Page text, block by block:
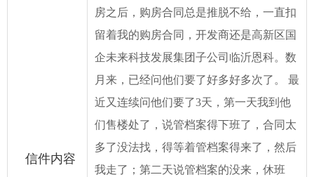
信件内容
房之后，购房合同总是推脱不给，一直扣
留着我的购房合同，开发商还是高新区国
企未来科技发展集团子公司临沂恩科。数
月来，已经问他们要了好多好多次了。 最
近又连续问他们要了3天，第一天我到他
们售楼处了，说管档案得下班了，合同太
多了没法找，得等着管档案得来了，然后
我走了；第二天说管档案的没来，休班